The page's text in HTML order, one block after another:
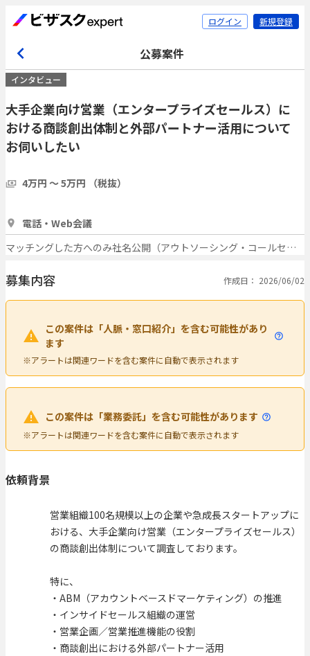
ログイン 新規登録
公募案件
インタビュー
大手企業向け営業（エンタープライズセールス）に
おける商談創出体制と外部パートナー活用について
お伺いしたい
4万円 〜 5万円 （税抜）
電話・Web会議
マッチングした方へのみ社名公開（アウトソーシング・コールセンター）
募集内容 作成日： 2026/06/02
この案件は「人脈・窓口紹介」を含む可能性があり
ます
※アラートは関連ワードを含む案件に自動で表示されます
この案件は「業務委託」を含む可能性があります
※アラートは関連ワードを含む案件に自動で表示されます
依頼背景
営業組織100名規模以上の企業や急成長スタートアップに
おける、大手企業向け営業（エンタープライズセールス）
の商談創出体制について調査しております。
特に、
・ABM（アカウントベースドマーケティング）の推進
・インサイドセールス組織の運営
・営業企画／営業推進機能の役割
・商談創出における外部パートナー活用